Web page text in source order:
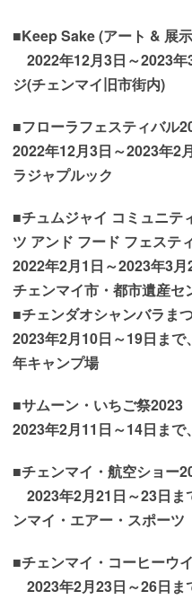
■Keep Sake (アート & 展
2022年12月3日～2023年
ジ(チェンマイ旧市街内)
■フローラフェスティバル
2022年12月3日～2023年2
ラジャプルック
■チュムジャイ コミュニテ
ツ アンド フード フェステ
2022年2月1日～2023年3月
チェンマイ市・ 都市遺産セ
■チェンダオシャンバラま
2023年2月10日～19日ま
年キャンプ場
■サムーン・いちご祭2023
2023年2月11日～14日ま
■チェンマイ・航空ショー
2023年2月21日～23日
ンマイ・エアー・スポーツ
■チェンマイ・コーヒーウ
2023年2月23日～26日